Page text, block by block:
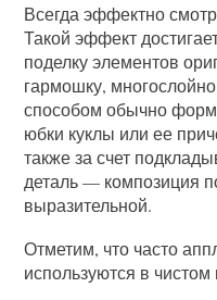
Всегда эффектно
Такой эффект
поделку элементов
гармошку,
способом обычно
юбки куклы или ее
также за счет
деталь — композиция
выразительной.
Отметим, что часто
используются в